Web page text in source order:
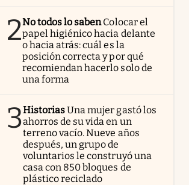
2No todos lo sabenColocar el
papel higiénico hacia delante
o hacia atrás: cuál es la
posición correcta y por qué
recomiendan hacerlo solo de
una forma
3HistoriasUna mujer gastó los
ahorros de su vida en un
terreno vacío. Nueve años
después, un grupo de
voluntarios le construyó una
casa con 850 bloques de
plástico reciclado